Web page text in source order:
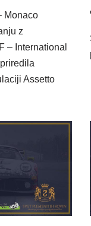
Monaco
z
– International
Assetto